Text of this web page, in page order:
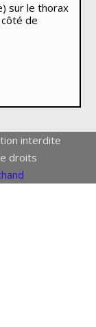
sur le thorax
de
interdite
droits